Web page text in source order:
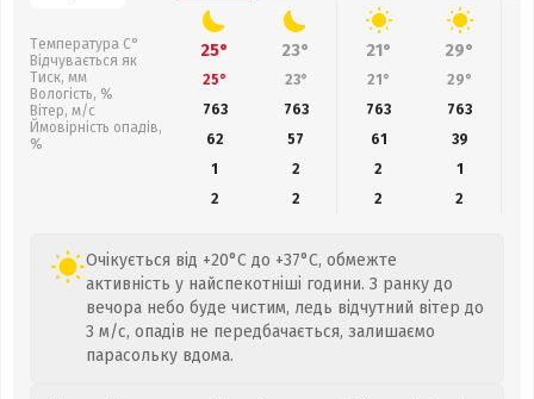
Температура С°
Відчувається як
Тиск, мм
Вологість, %
Вітер, м/с
Ймовірність опадів,
%
25° 23° 21° 29°
25° 23° 21° 29°
763
763 763 763
62
57 61 39
1
2 2
1
2
2 2 2
Очікується від +20°C до +37°C, обмежте
активність у найспекотніші години. З ранку до
вечора небо буде чистим, ледь відчутний вітер до
3 м/с, опадів не передбачається, залишаємо
парасольку вдома.